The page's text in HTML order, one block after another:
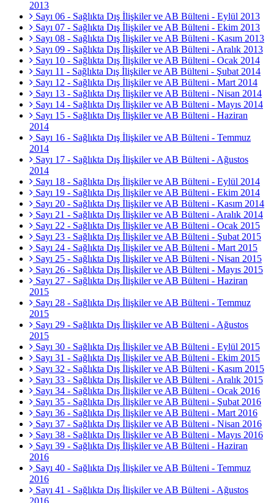
2013
Sayı 06 - Sağlıkta Dış İlişkiler ve AB Bülteni - Eylül 2013
Sayı 07 - Sağlıkta Dış İlişkiler ve AB Bülteni - Ekim 2013
Sayı 08 - Sağlıkta Dış İlişkiler ve AB Bülteni - Kasım 2013
Sayı 09 - Sağlıkta Dış İlişkiler ve AB Bülteni - Aralık 2013
Sayı 10 - Sağlıkta Dış İlişkiler ve AB Bülteni - Ocak 2014
Sayı 11 - Sağlıkta Dış İlişkiler ve AB Bülteni - Şubat 2014
Sayı 12 - Sağlıkta Dış İlişkiler ve AB Bülteni - Mart 2014
Sayı 13 - Sağlıkta Dış İlişkiler ve AB Bülteni - Nisan 2014
Sayı 14 - Sağlıkta Dış İlişkiler ve AB Bülteni - Mayıs 2014
Sayı 15 - Sağlıkta Dış İlişkiler ve AB Bülteni - Haziran
2014
Sayı 16 - Sağlıkta Dış İlişkiler ve AB Bülteni - Temmuz
2014
Sayı 17 - Sağlıkta Dış İlişkiler ve AB Bülteni - Ağustos
2014
Sayı 18 - Sağlıkta Dış İlişkiler ve AB Bülteni - Eylül 2014
Sayı 19 - Sağlıkta Dış İlişkiler ve AB Bülteni - Ekim 2014
Sayı 20 - Sağlıkta Dış İlişkiler ve AB Bülteni - Kasım 2014
Sayı 21 - Sağlıkta Dış İlişkiler ve AB Bülteni - Aralık 2014
Sayı 22 - Sağlıkta Dış İlişkiler ve AB Bülteni - Ocak 2015
Sayı 23 - Sağlıkta Dış İlişkiler ve AB Bülteni - Şubat 2015
Sayı 24 - Sağlıkta Dış İlişkiler ve AB Bülteni - Mart 2015
Sayı 25 - Sağlıkta Dış İlişkiler ve AB Bülteni - Nisan 2015
Sayı 26 - Sağlıkta Dış İlişkiler ve AB Bülteni - Mayıs 2015
Sayı 27 - Sağlıkta Dış İlişkiler ve AB Bülteni - Haziran
2015
Sayı 28 - Sağlıkta Dış İlişkiler ve AB Bülteni - Temmuz
2015
Sayı 29 - Sağlıkta Dış İlişkiler ve AB Bülteni - Ağustos
2015
Sayı 30 - Sağlıkta Dış İlişkiler ve AB Bülteni - Eylül 2015
Sayı 31 - Sağlıkta Dış İlişkiler ve AB Bülteni - Ekim 2015
Sayı 32 - Sağlıkta Dış İlişkiler ve AB Bülteni - Kasım 2015
Sayı 33 - Sağlıkta Dış İlişkiler ve AB Bülteni - Aralık 2015
Sayı 34 - Sağlıkta Dış İlişkiler ve AB Bülteni - Ocak 2016
Sayı 35 - Sağlıkta Dış İlişkiler ve AB Bülteni - Şubat 2016
Sayı 36 - Sağlıkta Dış İlişkiler ve AB Bülteni - Mart 2016
Sayı 37 - Sağlıkta Dış İlişkiler ve AB Bülteni - Nisan 2016
Sayı 38 - Sağlıkta Dış İlişkiler ve AB Bülteni - Mayıs 2016
Sayı 39 - Sağlıkta Dış İlişkiler ve AB Bülteni - Haziran
2016
Sayı 40 - Sağlıkta Dış İlişkiler ve AB Bülteni - Temmuz
2016
Sayı 41 - Sağlıkta Dış İlişkiler ve AB Bülteni - Ağustos
2016